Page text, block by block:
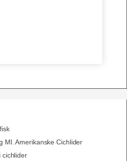
Ml. Amerikanske Cichlider
cichlider